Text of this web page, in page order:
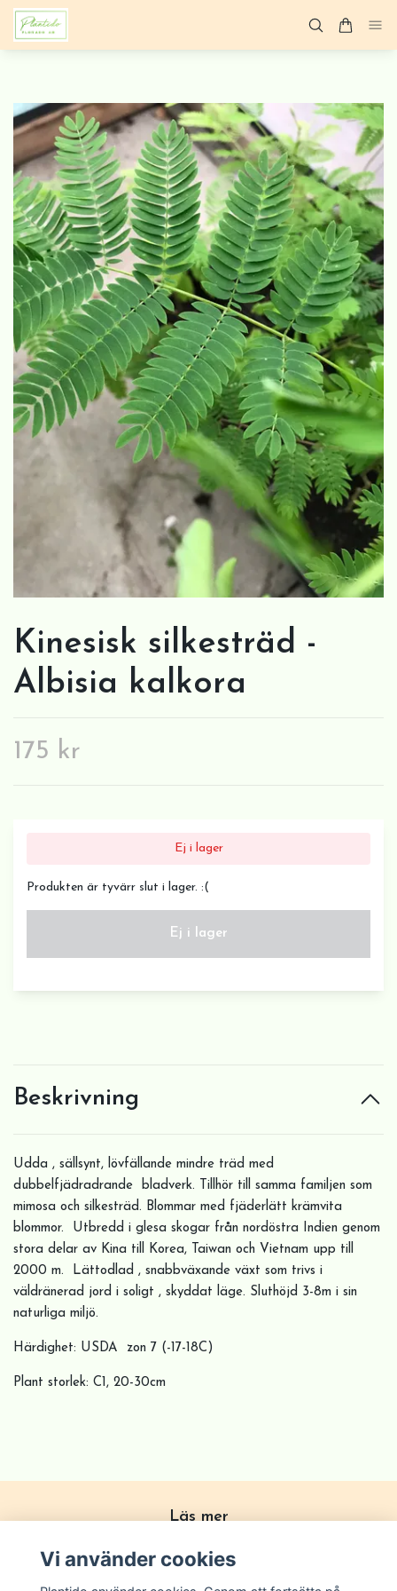
Kinesisk silkesträd -
Albisia kalkora
175 kr
Ej i lager
Produkten är tyvärr slut i lager. :(
Ej i lager
Beskrivning
Udda , sällsynt, lövfällande mindre träd med
dubbelfjädradrande bladverk. Tillhör till samma familjen som
mimosa och silkesträd. Blommar med fjäderlätt krämvita
blommor. Utbredd i glesa skogar från nordöstra Indien genom
stora delar av Kina till Korea, Taiwan och Vietnam upp till
2000 m. Lättodlad , snabbväxande växt som trivs i
väldränerad jord i soligt , skyddat läge. Sluthöjd 3-8m i sin
naturliga miljö.
Härdighet: USDA zon 7 (-17-18C)
Plant storlek: C1, 20-30cm
Läs mer
Köpvillkor
Vi använder cookies